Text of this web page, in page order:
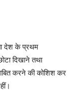
देश के प्रथम
दिखाने तथा
करने की कोशिश कर